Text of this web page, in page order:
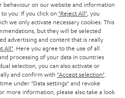
behaviour on our website and information
you: If you click on "Reject All" , you
we only activate necessary cookies. This
but they will be selected
advertising and content that is really
All" . Here you agree to the use of all
processing of your data in countries
selection, you can also activate or
and confirm with "Accept selection"
under "Data settings" and revoke
more information, please also take a look